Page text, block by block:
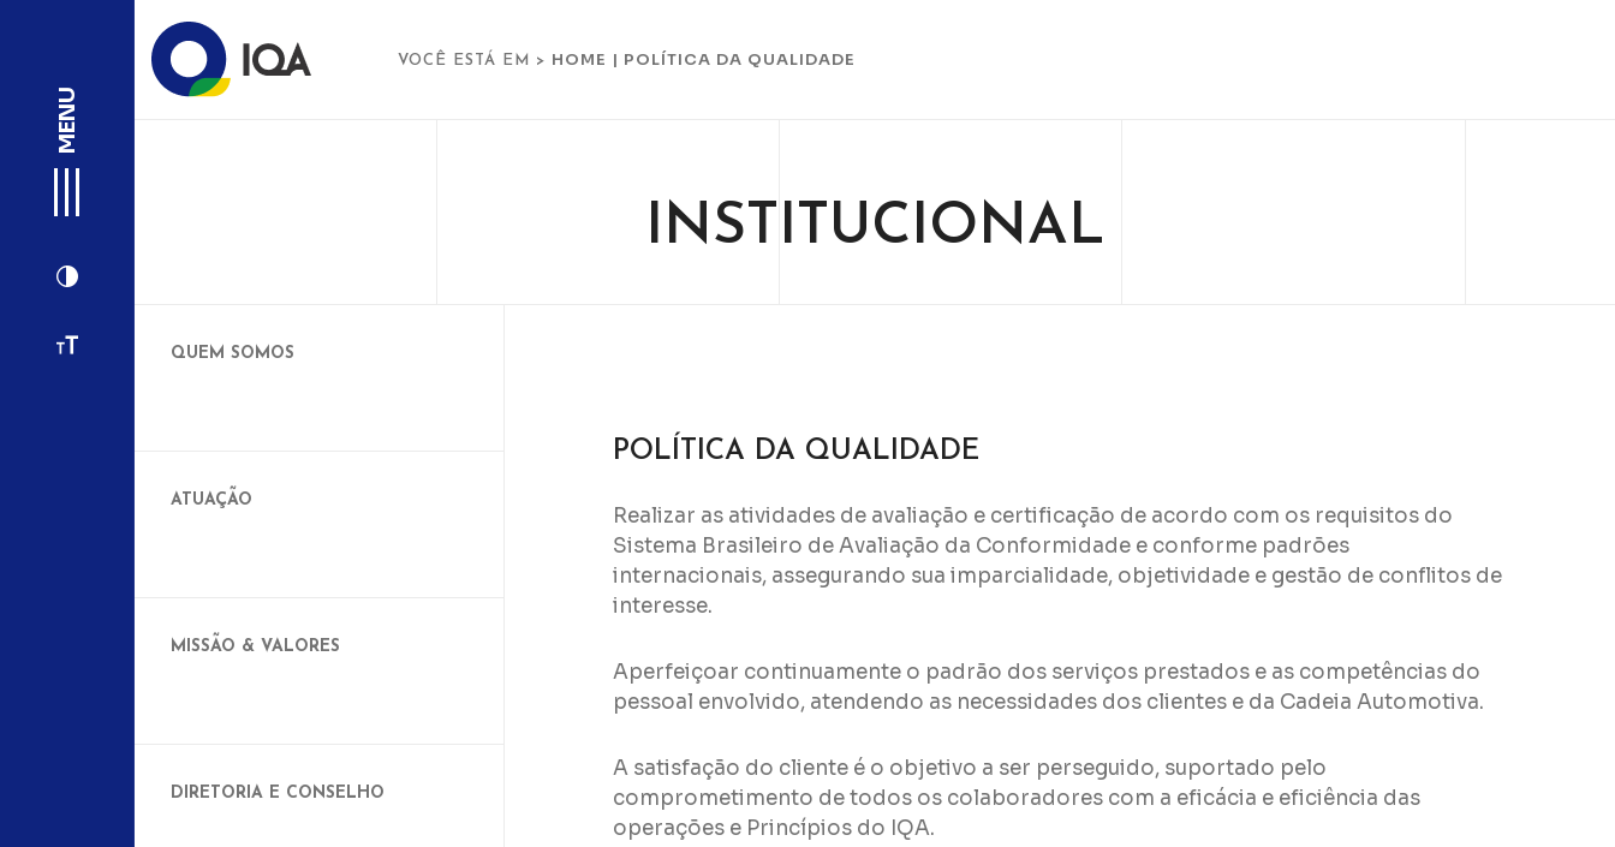
MENU
VOCÊ ESTÁ EM > HOME | POLÍTICA DA QUALIDADE
INSTITUCIONAL
QUEM SOMOS
ATUAÇÃO
MISSÃO & VALORES
DIRETORIA E CONSELHO
POLÍTICA DA QUALIDADE
Realizar as atividades de avaliação e certificação de acordo com os requisitos do
Sistema Brasileiro de Avaliação da Conformidade e conforme padrões
internacionais, assegurando sua imparcialidade, objetividade e gestão de conflitos de
interesse.
Aperfeiçoar continuamente o padrão dos serviços prestados e as competências do
pessoal envolvido, atendendo as necessidades dos clientes e da Cadeia Automotiva.
A satisfação do cliente é o objetivo a ser perseguido, suportado pelo
comprometimento de todos os colaboradores com a eficácia e eficiência das
operações e Princípios do IQA.